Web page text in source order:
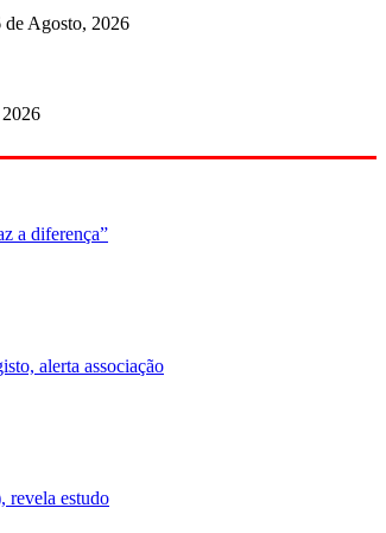
de Agosto, 2026
a diferença”
alerta associação
revela estudo